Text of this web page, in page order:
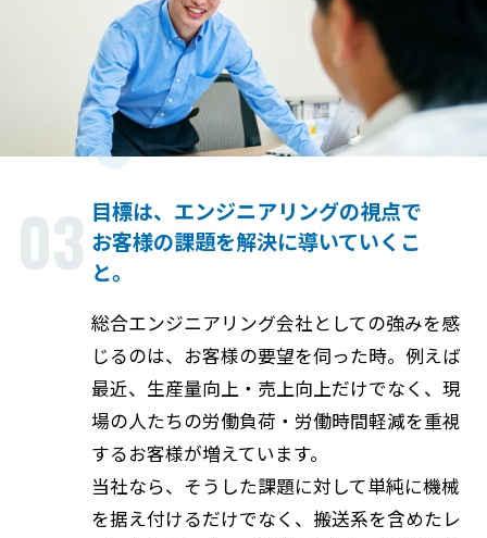
03 目標は、エンジニアリングの視点で
お客様の課題を解決に導いていくこ
と。
総合エンジニアリング会社としての強みを感
じるのは、お客様の要望を伺った時。例えば
最近、生産量向上・売上向上だけでなく、現
場の人たちの労働負荷・労働時間軽減を重視
するお客様が増えています。
当社なら、そうした課題に対して単純に機械
を据え付けるだけでなく、搬送系を含めたレ